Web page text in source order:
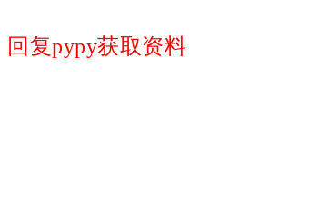
回复pypy获取资料